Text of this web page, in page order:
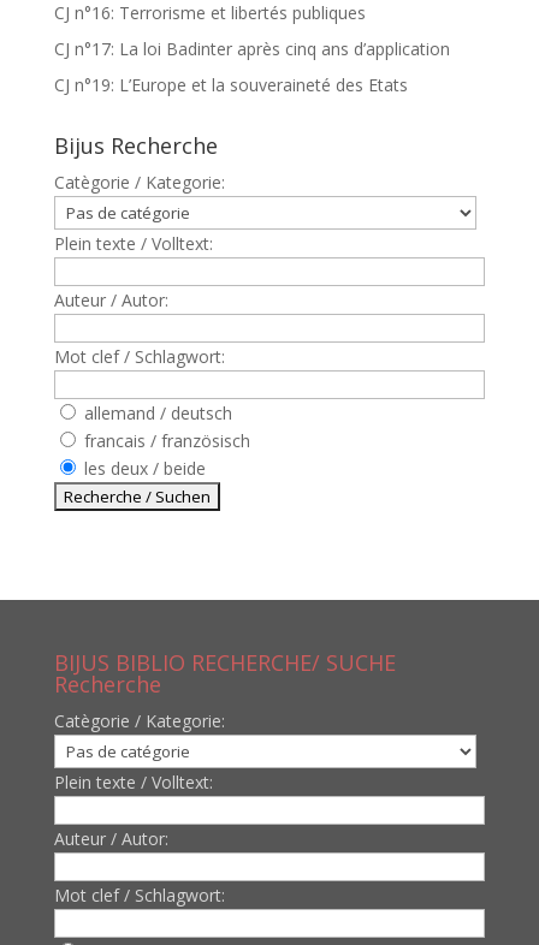
CJ n°16: Terrorisme et libertés publiques
CJ n°17: La loi Badinter après cinq ans d’application
CJ n°19: L’Europe et la souveraineté des Etats
Bijus Recherche
Catègorie / Kategorie:
Plein texte / Volltext:
Auteur / Autor:
Mot clef / Schlagwort:
allemand / deutsch
francais / französisch
les deux / beide
BIJUS BIBLIO RECHERCHE/ SUCHE
Recherche
Catègorie / Kategorie:
Plein texte / Volltext:
Auteur / Autor:
Mot clef / Schlagwort: